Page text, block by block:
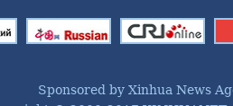
Sponsored by Xinhua News